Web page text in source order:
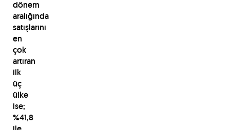
dönem
aralığında
satışlarını
en
çok
artıran
ilk
üç
ülke
ise;
%41,8